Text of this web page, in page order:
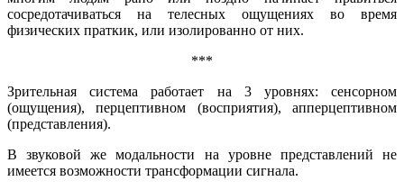
сосредотачиваться на телесных ощущениях во время
физических праткик, или изолированно от них.
***
Зрительная система работает на 3 уровнях: сенсорном
(ощущения), перцептивном (восприятия), апперцептивном
(представления).
В звуковой же модальности на уровне представлений не
имеется возможности трансформации сигнала.